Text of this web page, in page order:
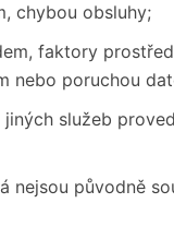
chybou obsluhy;
faktory
nebo poruchou
služeb
nejsou původně